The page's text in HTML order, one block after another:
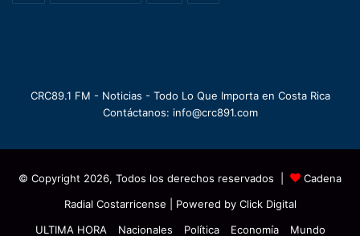
CRC89.1 FM - Noticias - Todo Lo Que Importa en Costa Rica
Contáctanos: info@crc891.com
© Copyright 2026, Todos los derechos reservados |
Cadena
Radial Costarricense | Powered by Click Digital
ULTIMA HORA
Nacionales Política Economía Mundo